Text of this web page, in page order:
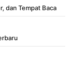
dan Tempat Baca